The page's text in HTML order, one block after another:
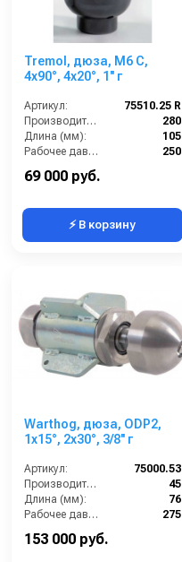
Tremol, дюза, M6 C,
4x90°, 4x20°, 1'' г
Артикул:
75510.25 R
Производительность (л/мин):
280
Длина (мм):
105
Рабочее давление (бар):
250
69 000 руб.
⚡ В корзину
Warthog, дюза, ODP2,
1x15°, 2x30°, 3/8'' г
Артикул:
75000.53
Производительность (л/мин):
45
Длина (мм):
76
Рабочее давление (бар):
275
153 000 руб.